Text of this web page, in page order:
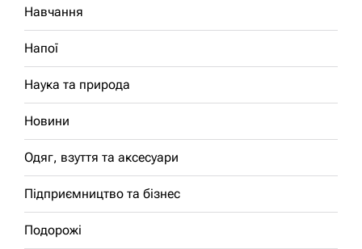
Навчання
Напої
Наука та природа
Новини
Одяг, взуття та аксесуари
Підприємництво та бізнес
Подорожі